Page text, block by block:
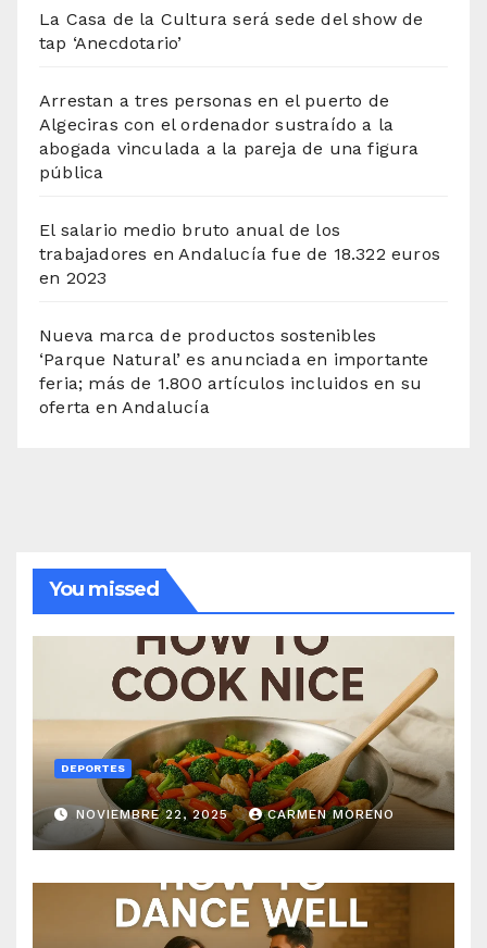
La Casa de la Cultura será sede del show de
tap ‘Anecdotario’
Arrestan a tres personas en el puerto de
Algeciras con el ordenador sustraído a la
abogada vinculada a la pareja de una figura
pública
El salario medio bruto anual de los
trabajadores en Andalucía fue de 18.322 euros
en 2023
Nueva marca de productos sostenibles
‘Parque Natural’ es anunciada en importante
feria; más de 1.800 artículos incluidos en su
oferta en Andalucía
You missed
DEPORTES
NOVIEMBRE 22, 2025 CARMEN MORENO